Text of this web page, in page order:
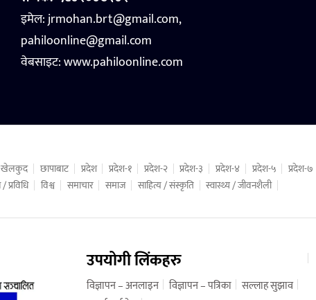
इमेल: jrmohan.brt@gmail.com,
pahiloonline@gmail.com
वेबसाइट:www.pahiloonline.com
खेलकुद छापाबाट प्रदेश प्रदेश-१ प्रदेश-२ प्रदेश-३ प्रदेश-४ प्रदेश-५ प्रदेश-७
/ प्रविधि विश्व समाचार समाज साहित्य / संस्कृति स्वास्थ्य / जीवनशैली
उपयोगी लिंकहरु
विज्ञापन – अनलाइन विज्ञापन – पत्रिका सल्लाह सुझाव